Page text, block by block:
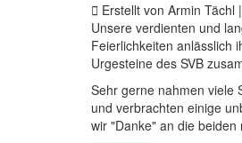
Erstellt von Armin Tächl |
Unsere verdienten und
Feierlichkeiten anlässlich
Urgesteine des SVB
Sehr gerne nahmen viele
und verbrachten einige
wir "Danke" an die